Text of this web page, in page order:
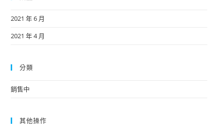
2021 年 6 月
2021 年 4 月
分類
銷售中
其他操作